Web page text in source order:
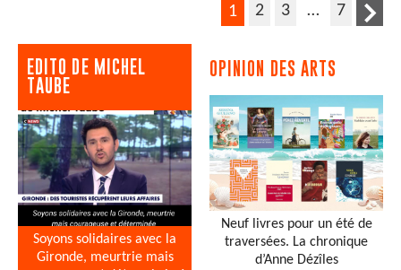
1 2 3 … 7
EDITO DE MICHEL
TAUBE
Soyons solidaires avec la
Gironde, meurtrie mais
OPINION DES ARTS
Neuf livres pour un été de
traversées. La chronique
d’Anne Dézîles